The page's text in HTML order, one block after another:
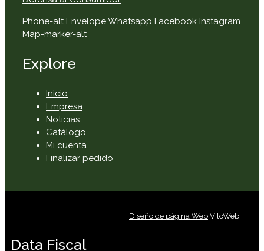
Phone-alt EnvelopeWhatsapp Facebook Instagram
Map-marker-alt
Explore
Inicio
Empresa
Noticias
Catálogo
Mi cuenta
Finalizar pedido
Diseño de página Web ViloWeb
Data Fiscal